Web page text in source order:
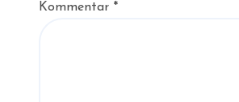
Kommentar *